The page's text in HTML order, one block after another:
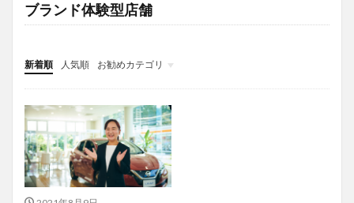
ブランド体験型店舗
新着順 人気順
お勧めカテゴリ
投稿
学び
マンガ
電子書籍